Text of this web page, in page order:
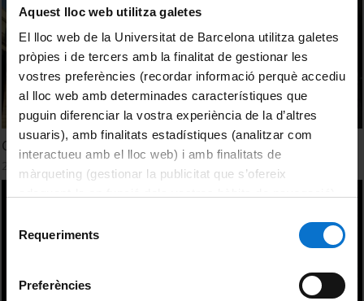
Aquest lloc web utilitza galetes
El lloc web de la Universitat de Barcelona utilitza galetes
pròpies i de tercers amb la finalitat de gestionar les
vostres preferències (recordar informació perquè accediu
al lloc web amb determinades característiques que
puguin diferenciar la vostra experiència de la d’altres
usuaris), amb finalitats estadístiques (analitzar com
interactueu amb el lloc web) i amb finalitats de
màrqueting (gestionar la publicitat que s’ofereix
consultar laPolítica de galetes del lloc web de la
Requeriments
Preferències
Centre de referència: Facultat d'Economia i Empresa (UB)